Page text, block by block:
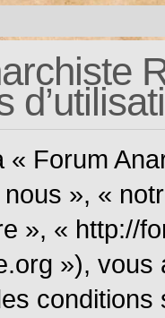
« Forum
», «
», « http://
»), vous
conditions